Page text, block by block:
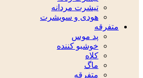
تیشرت مردانه
هودی و سویشرت
متفرقه
پد موس
خوشبو کننده
کلاه
ماگ
متفرقه